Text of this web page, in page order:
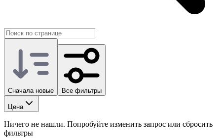
Сначала новые Все фильтры
Цена
Ничего не нашли. Попробуйте изменить запрос или сбросить
фильтры